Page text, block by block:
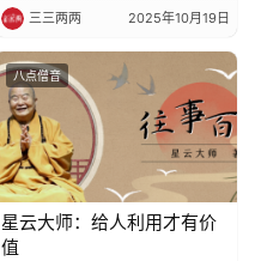
三三两两 2025年10月19日
八点僧音
星云大师：给人利用才有价
值